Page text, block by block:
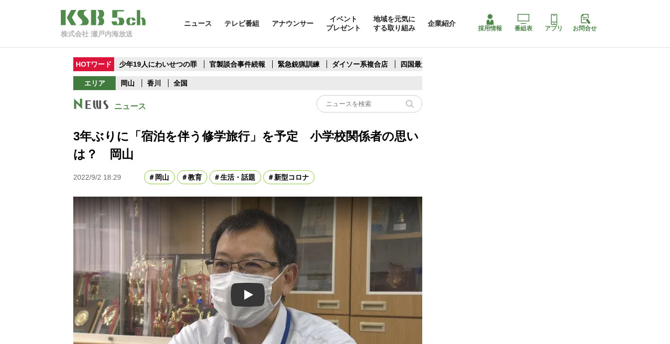
株式会社 瀬戸内海放送
ニュース テレビ番組 アナウンサー
イベント
プレゼント
地域を元気に
する取り組み
企業紹介
採用情報 番組表 アプリ お問合せ
HOTワード 少年19人にわいせつの罪 官製談合事件続報 緊急銃猟訓練 ダイソー系複合店 四国最大スリコ
エリア 岡山 香川 全国
ニュース
3年ぶりに「宿泊を伴う修学旅行」を予定 小学校関係者の思い
は？ 岡山
2022/9/2 18:29 岡山 教育 生活・話題 新型コロナ
Play